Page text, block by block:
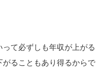
て必ずしも年収が上がる
ることもあり得るからで